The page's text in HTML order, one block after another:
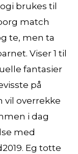
brukes til
match
te, men ta
Viser 1 til
fantasier
på
vil overrekke
i dag
med
Eg totte